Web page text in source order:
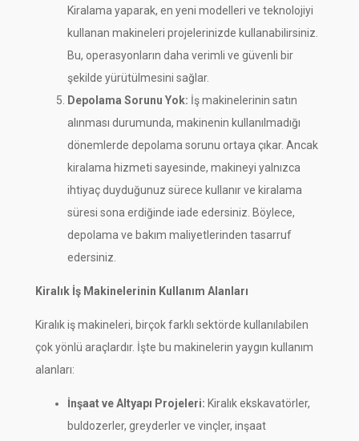
Kiralama yaparak, en yeni modelleri ve teknolojiyi
kullanan makineleri projelerinizde kullanabilirsiniz.
Bu, operasyonların daha verimli ve güvenli bir
şekilde yürütülmesini sağlar.
Depolama Sorunu Yok: İş makinelerinin satın
alınması durumunda, makinenin kullanılmadığı
dönemlerde depolama sorunu ortaya çıkar. Ancak
kiralama hizmeti sayesinde, makineyi yalnızca
ihtiyaç duyduğunuz sürece kullanır ve kiralama
süresi sona erdiğinde iade edersiniz. Böylece,
depolama ve bakım maliyetlerinden tasarruf
edersiniz.
Kiralık İş Makinelerinin Kullanım Alanları
Kiralık iş makineleri, birçok farklı sektörde kullanılabilen
çok yönlü araçlardır. İşte bu makinelerin yaygın kullanım
alanları:
İnşaat ve Altyapı Projeleri: Kiralık ekskavatörler,
buldozerler, greyderler ve vinçler, inşaat